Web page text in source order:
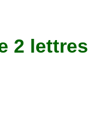
2 lettres